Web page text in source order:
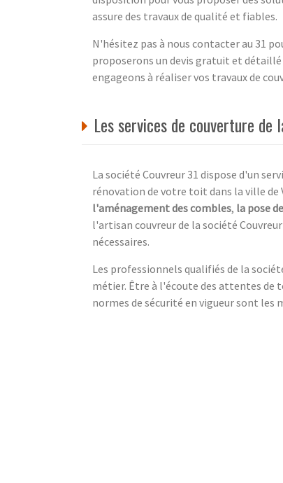
assure des travaux de qualité et fiables.
N'hésitez pas à nous contacter au 31
proposerons un devis gratuit et détaillé
engageons à réaliser vos travaux de
Les services de couverture de
La société Couvreur 31 dispose d'un
rénovation de votre toit dans la ville de
l'aménagement des combles, la pose
l'artisan couvreur de la société
nécessaires.
Les professionnels qualifiés de la
métier. Être à l'écoute des attentes de
normes de sécurité en vigueur sont les